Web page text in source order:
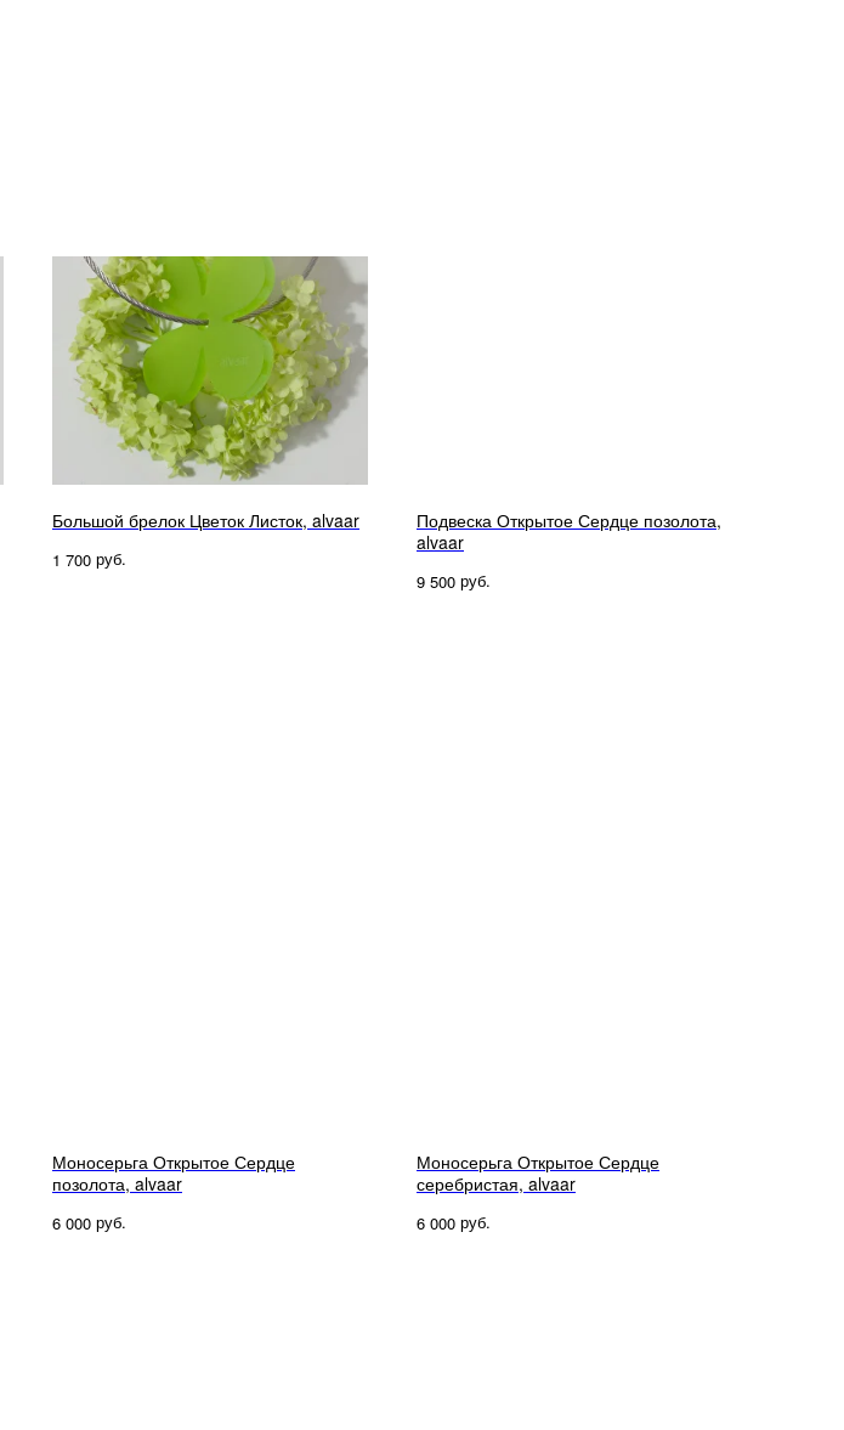
Большой брелок Цветок Листок, alvaar
1 700 руб.
Подвеска Открытое Сердце позолота,
alvaar
9 500 руб.
Моносерьга Открытое Сердце
позолота, alvaar
6 000 руб.
Моносерьга Открытое Сердце
серебристая, alvaar
6 000 руб.